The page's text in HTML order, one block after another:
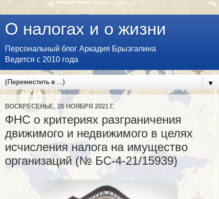
О налогах и о жизни
Персональный блог Аркадия Брызгалина
Ведется с 2010 года
▼
ВОСКРЕСЕНЬЕ, 28 НОЯБРЯ 2021 Г.
ФНС о критериях разграничения
движимого и недвижимого в целях
исчисления налога на имущество
организаций (№ БС-4-21/15939)